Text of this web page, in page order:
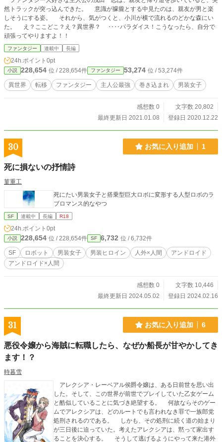
然トラックが突っ込んできた。 意識が朦朧とする中見たのは、親友が男と楽
しそうにする姿。 それから、気がつくと、小川が横で流れるのどかな森にい
た。 え？ここどこ？え？異世界？ ‥‥パラダイス！こうなったら、自分で
頑張ってやりますよ！！
ファンタジー 連載中 長編
24h.ポイント 0pt
小説 228,654 位 / 228,654件 ファンタジー 53,274 位 / 53,274件
異世界 転移 ファンタジー 主人公最強 巻き込まれ 男装女子
感想数 0
文字数 20,802
最終更新日 2021.01.08
登録日 2020.12.22
30 お気に入り追加 1
死に損ないの抒情詩
菫重工
死にたい男装女子と搭乗型巨大ロボに変形する人型ロボのラ
ブロマンス的なやつ
SF 連載中 長編 R18
24h.ポイント 0pt
小説 228,654 位 / 228,654件 SF 6,732 位 / 6,732件
SF ロボット 男装女子 男装ヒロイン 人外×人間
アンドロイド
アンドロイド×人間
感想数 0
文字数 10,446
最終更新日 2024.05.02
登録日 2024.02.16
31 お気に入り追加 6
悪役令嬢から海賊に転職したら、なぜか船長が甘やかしてき
ます！？
時暮雪
アレクシア・レーベアル侯爵令嬢は、ある日前世を思い出
した。そして、この世界が前世でプレイしていた乙女ゲーム
と酷似していることに気づき絶望する。 何故ならそのゲー
ムでアレクシアは、どのルートでも言われなき罪で一族郎党
処刑されるのである。 しかも、その処刑に続く道の始まり
が三日後に迫っていた。考えたアレクシアは、黙って家出す
ることを決心する。 そうして逃げるようにやって来た港外